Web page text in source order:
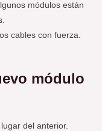
módulos están
cables con fuerza.
módulo
del anterior.